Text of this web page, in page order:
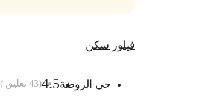
فيلور سكن
حي الروضة4.5
(
43 تعليق )